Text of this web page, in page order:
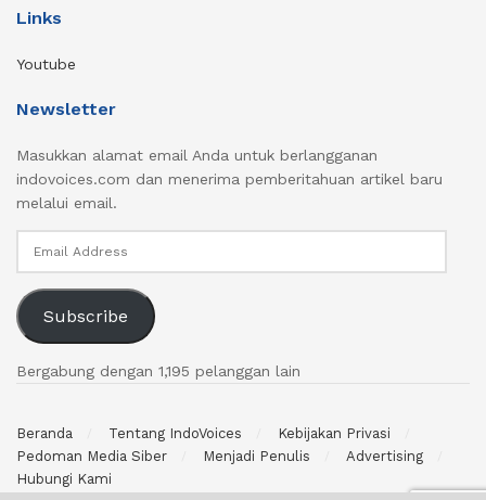
Links
Youtube
Newsletter
Masukkan alamat email Anda untuk berlangganan
indovoices.com dan menerima pemberitahuan artikel baru
melalui email.
Subscribe
Bergabung dengan 1,195 pelanggan lain
Beranda Tentang IndoVoices
Kebijakan Privasi
Pedoman Media Siber
Menjadi Penulis
Advertising
Hubungi Kami